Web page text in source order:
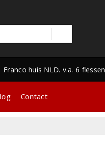
Franco huis NLD. v.a. 6 flessen
Contact